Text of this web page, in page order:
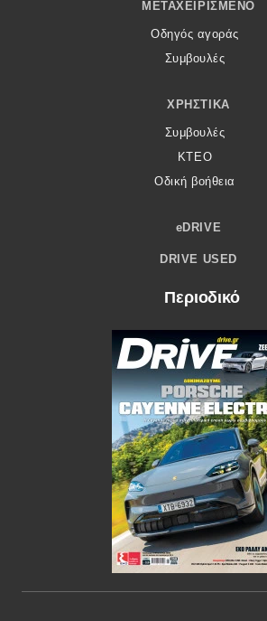
ΜΕΤΑΧΕΙΡΙΣΜΈΝΟ
Οδηγός αγοράς
Συμβουλές
ΧΡΗΣΤΙΚΆ
Συμβουλές
ΚΤΕΟ
Οδική βοήθεια
eDRIVE
DRIVE USED
Περιοδικό